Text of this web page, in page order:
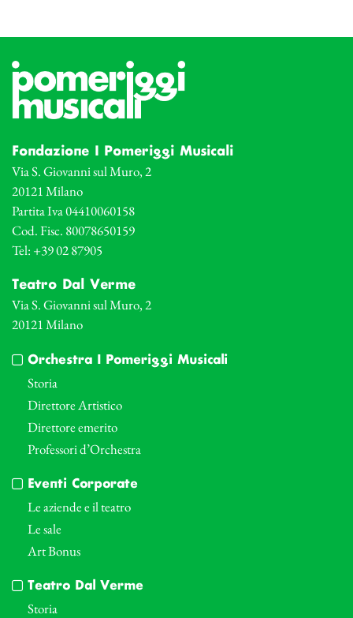
Fondazione I Pomeriggi Musicali
Via S. Giovanni sul Muro, 2
20121 Milano
Partita Iva 04410060158
Cod. Fisc. 80078650159
Tel: +39 02 87905
Teatro Dal Verme
Via S. Giovanni sul Muro, 2
20121 Milano
Orchestra I Pomeriggi Musicali
Storia
Direttore Artistico
Direttore emerito
Professori d’Orchestra
Eventi Corporate
Le aziende e il teatro
Le sale
Art Bonus
Teatro Dal Verme
Storia